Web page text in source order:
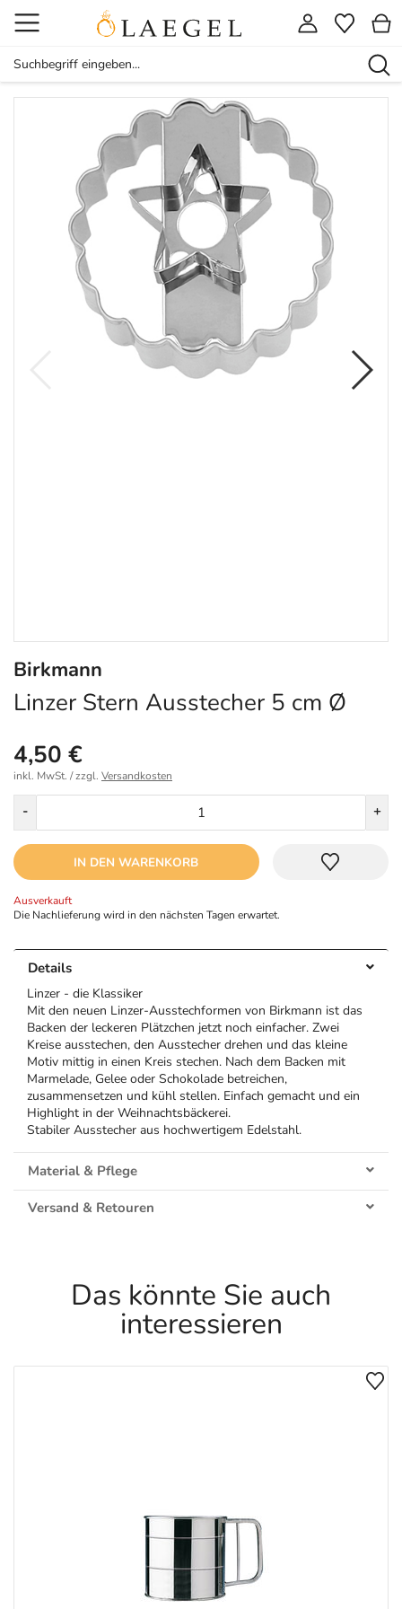
Birkmann
Linzer Stern Ausstecher 5 cm Ø
4,50 €
inkl. MwSt. / zzgl. Versandkosten
- +
IN DEN WARENKORB
Ausverkauft
Die Nachlieferung wird in den nächsten Tagen erwartet.
Details
Linzer - die Klassiker
Mit den neuen Linzer-Ausstechformen von Birkmann ist das
Backen der leckeren Plätzchen jetzt noch einfacher. Zwei
Kreise ausstechen, den Ausstecher drehen und das kleine
Motiv mittig in einen Kreis stechen. Nach dem Backen mit
Marmelade, Gelee oder Schokolade betreichen,
zusammensetzen und kühl stellen. Einfach gemacht und ein
Highlight in der Weihnachtsbäckerei.
Stabiler Ausstecher aus hochwertigem Edelstahl.
Material & Pflege
Versand & Retouren
Das könnte Sie auch
interessieren